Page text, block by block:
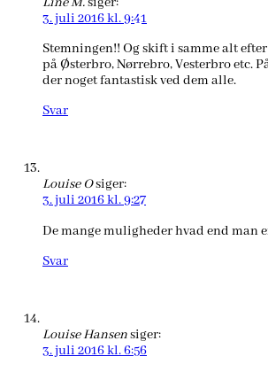
3. juli 2016 kl. 9:41
Stemningen!! Og skift i samme alt
på Østerbro, Nørrebro, Vesterbro etc.
der noget fantastisk ved dem alle.
Svar
Louise Osiger:
3. juli 2016 kl. 9:27
De mange muligheder hvad end man
Svar
Louise Hansensiger:
3. juli 2016 kl. 6:56